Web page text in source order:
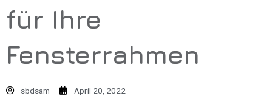
für Ihre
Fensterrahmen
sbdsam April 20, 2022